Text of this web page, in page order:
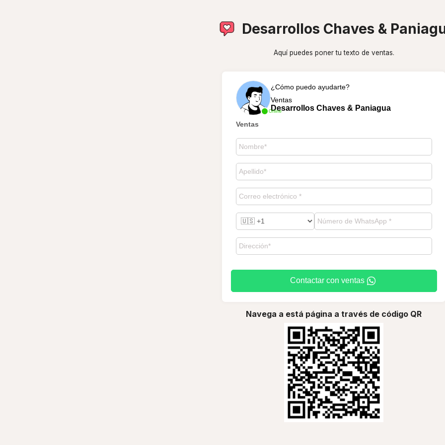
Desarrollos Chaves &
Aquí puedes poner tu texto de ventas.
Online
¿Cómo puedo ayudarte?
Ventas
Desarrollos Chaves & Paniagua
Ventas
Contactar con ventas
Navega a está página a través de código QR